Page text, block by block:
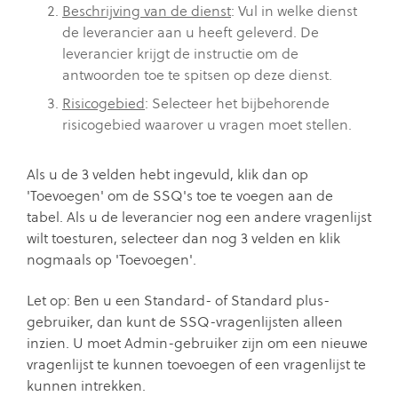
Beschrijving van de dienst: Vul in welke dienst
de leverancier aan u heeft geleverd. De
leverancier krijgt de instructie om de
antwoorden toe te spitsen op deze dienst.
Risicogebied: Selecteer het bijbehorende
risicogebied waarover u vragen moet stellen.
Als u de 3 velden hebt ingevuld, klik dan op
'Toevoegen' om de SSQ's toe te voegen aan de
tabel. Als u de leverancier nog een andere vragenlijst
wilt toesturen, selecteer dan nog 3 velden en klik
nogmaals op 'Toevoegen'.
Let op: Ben u een Standard- of Standard plus-
gebruiker, dan kunt de SSQ-vragenlijsten alleen
inzien. U moet Admin-gebruiker zijn om een nieuwe
vragenlijst te kunnen toevoegen of een vragenlijst te
kunnen intrekken.